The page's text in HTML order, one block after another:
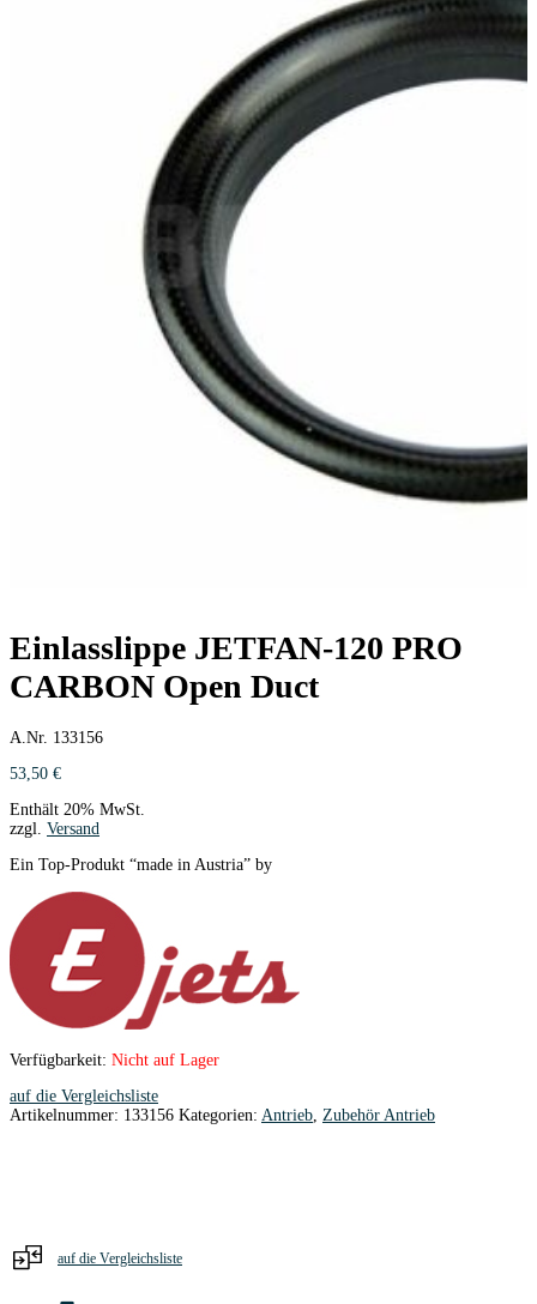
Einlasslippe JETFAN-120 PRO
CARBON Open Duct
A.Nr. 133156
53,50 €
Enthält 20% MwSt.
zzgl. Versand
Ein Top-Produkt “made in Austria” by
Verfügbarkeit: Nicht auf Lager
auf die Vergleichsliste
Artikelnummer: 133156 Kategorien: Antrieb Zubehör Antrieb
auf die Vergleichsliste